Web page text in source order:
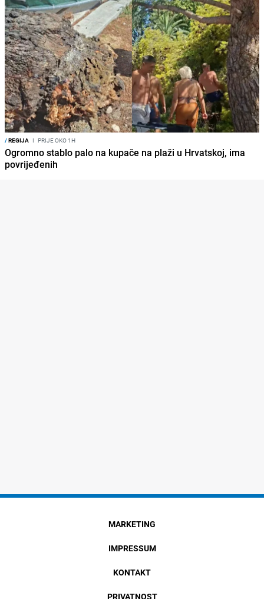
/REGIJA I PRIJE OKO 1H
Ogromno stablo palo na kupače na plaži u Hrvatskoj, ima
povrijeđenih
MARKETING
IMPRESSUM
KONTAKT
PRIVATNOST